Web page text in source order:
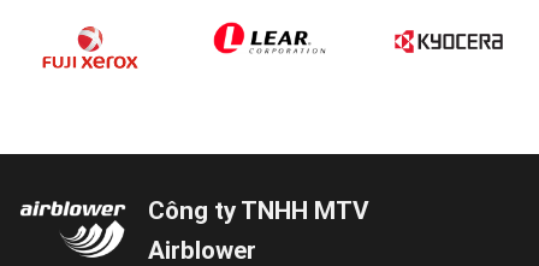
Công ty TNHH MTV
Airblower